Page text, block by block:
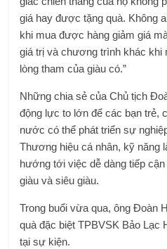
giá hay được tặng quà. Không
khi mua được hàng giảm giá
giá trị và chương trình khác khi
lòng tham của giàu có.”
Những chia sẻ của Chủ tịch
động lực to lớn để các bạn trẻ,
nước có thể phát triển sự
Thương hiệu cá nhân, kỹ năng
hướng tới việc dễ dàng tiếp
giàu và siêu giàu.
Trong buổi vừa qua, ông Đoàn
quà đặc biệt TPBVSK Bảo Lạc
tại sự kiện.